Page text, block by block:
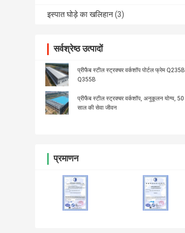
इस्पात घोड़े का खलिहान (3)
सर्वश्रेष्ठ उत्पादों
प्रीफैब स्टील स्ट्रक्चर वर्कशॉप पोर्टल फ्रेम Q235B
Q355B
प्रीफैब स्टील स्ट्रक्चर वर्कशॉप, अनुकूलन योग्य, 50
साल की सेवा जीवन
प्रमाणन